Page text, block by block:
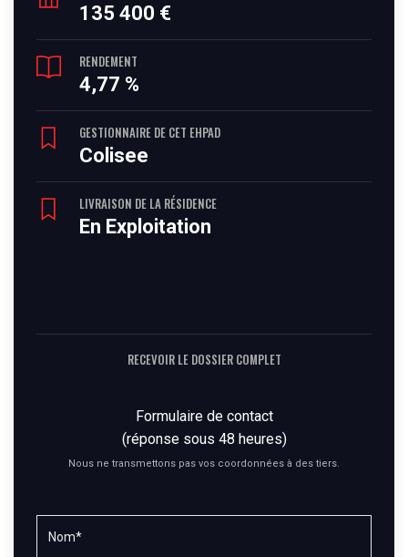
135 400 €
RENDEMENT
4,77 %
GESTIONNAIRE DE CET EHPAD
Colisee
LIVRAISON DE LA RÉSIDENCE
En Exploitation
RECEVOIR LE DOSSIER COMPLET
Formulaire de contact
(réponse sous 48 heures)
Nous ne transmettons pas vos coordonnées à des tiers.